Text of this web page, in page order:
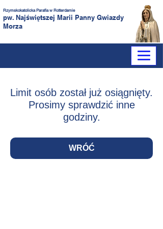
Rzymskokatolicka Parafiaw Rotterdamie
pw. Najświętszej Marii Panny Gwiazdy
Morza
Limit osób został już osiągnięty.
Prosimy sprawdzić inne
godziny.
WRÓĆ